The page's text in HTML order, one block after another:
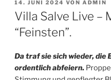
VERÖFFENTLICHT
AM
14. JUNI 2024 VON ADMIN
Villa Salve Live –
“Feinsten”.
Da traf sie sich wieder, die
ordentlich abfeiern.